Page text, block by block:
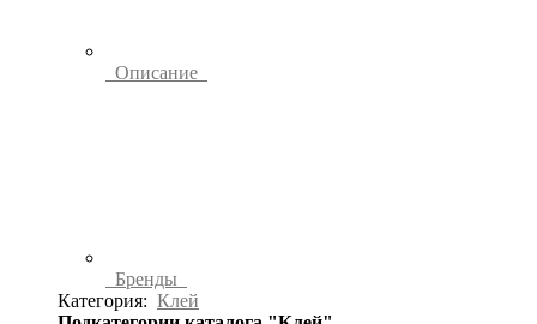
Описание
Бренды
Категория: Клей